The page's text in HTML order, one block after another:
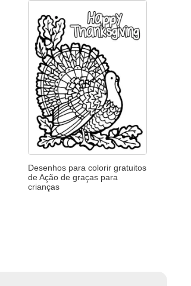
Desenhos para colorir gratuitos
de Ação de graças para
crianças